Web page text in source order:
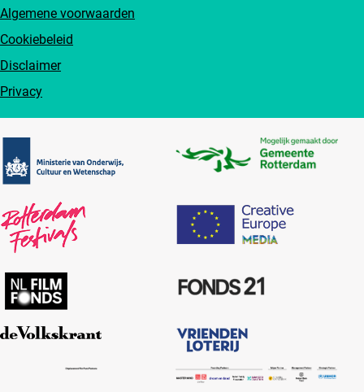
Algemene voorwaarden
Cookiebeleid
Disclaimer
Privacy